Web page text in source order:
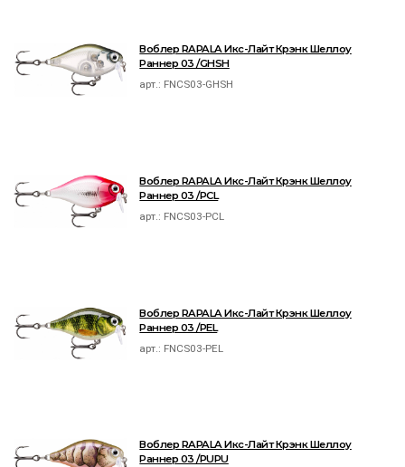
Воблер RAPALA Икс-Лайт Крэнк Шеллоу
Раннер 03 /GHSH
арт.: FNCS03-GHSH
Воблер RAPALA Икс-Лайт Крэнк Шеллоу
Раннер 03 /PCL
арт.: FNCS03-PCL
Воблер RAPALA Икс-Лайт Крэнк Шеллоу
Раннер 03 /PEL
арт.: FNCS03-PEL
Воблер RAPALA Икс-Лайт Крэнк Шеллоу
Раннер 03 /PUPU